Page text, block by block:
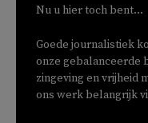
Nu u hier toch bent...
Goede journalistiek
onze gebalanceerde
zingeving en vrijheid
ons werk belangrijk